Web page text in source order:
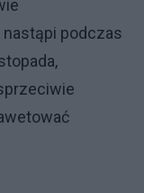
podczas